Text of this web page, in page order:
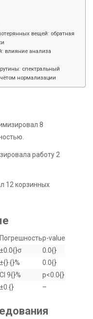
вещей: обратная
влияние анализа
спектральный
нормализации
8
работу 2
12 корзинных
Погрешностьp-value
±0.0{}σ
0.0{}
±{}.{}%
0.0{}
CI 9{}%
p<0.0{}
±0.{} –